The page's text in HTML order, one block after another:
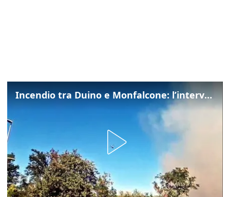
Incendio tra Duino e Monfalcone: l’intervento dei vigili del fuoco